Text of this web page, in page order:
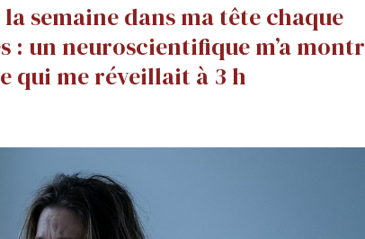
semaine dans ma tête chaque
: un neuroscientifique m’a
qui me réveillait à 3 h